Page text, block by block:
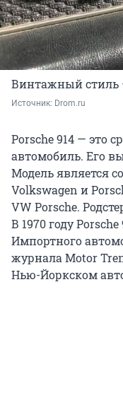
Винтажный стиль
Источник: Drom.ru
Porsche 914 — это
автомобиль. Его
Модель является
Volkswagen и
VW Porsche.
В 1970 году
Импортного
журнала Motor
Нью-Йоркском